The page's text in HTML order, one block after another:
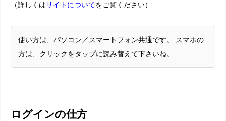
（詳しくはサイトについてをご覧ください）
使い方は、パソコン／スマートフォン共通です。 スマホの
方は、クリックをタップに読み替えて下さいね。
ログインの仕方